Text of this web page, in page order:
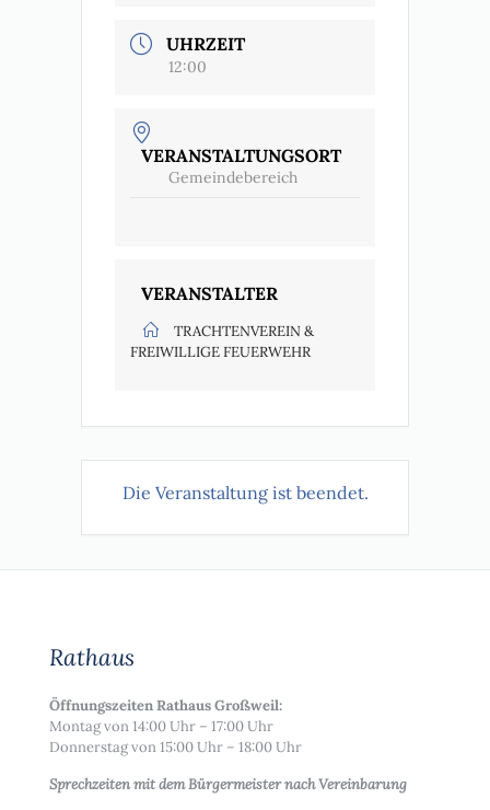
UHRZEIT
12:00
VERANSTALTUNGSORT
Gemeindebereich
VERANSTALTER
TRACHTENVEREIN &
FREIWILLIGE FEUERWEHR
Die Veranstaltung ist beendet.
Rathaus
Öffnungszeiten Rathaus Großweil:
Montag von 14:00 Uhr – 17:00 Uhr
Donnerstag von 15:00 Uhr – 18:00 Uhr
Sprechzeiten mit dem Bürgermeister nach Vereinbarung